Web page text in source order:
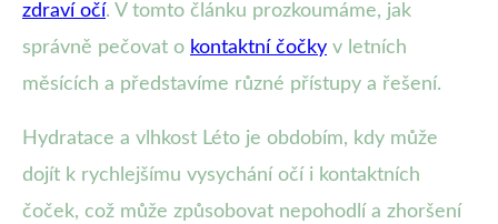
zdraví očí. V tomto článku prozkoumáme, jak
správně pečovat o kontaktní čočky v letních
měsících a představíme různé přístupy a řešení.
Hydratace a vlhkost Léto je obdobím, kdy může
dojít k rychlejšímu vysychání očí i kontaktních
čoček, což může způsobovat nepohodlí a zhoršení